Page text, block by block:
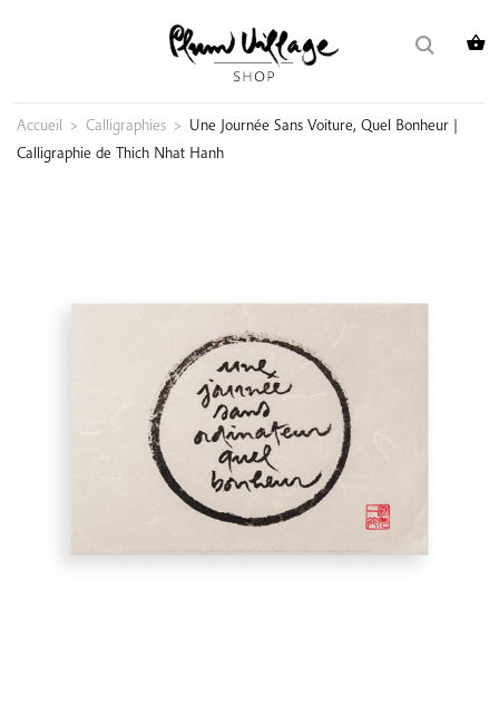
Accueil > Calligraphies > Une Journée Sans Voiture, Quel Bonheur |
Calligraphie de Thich Nhat Hanh